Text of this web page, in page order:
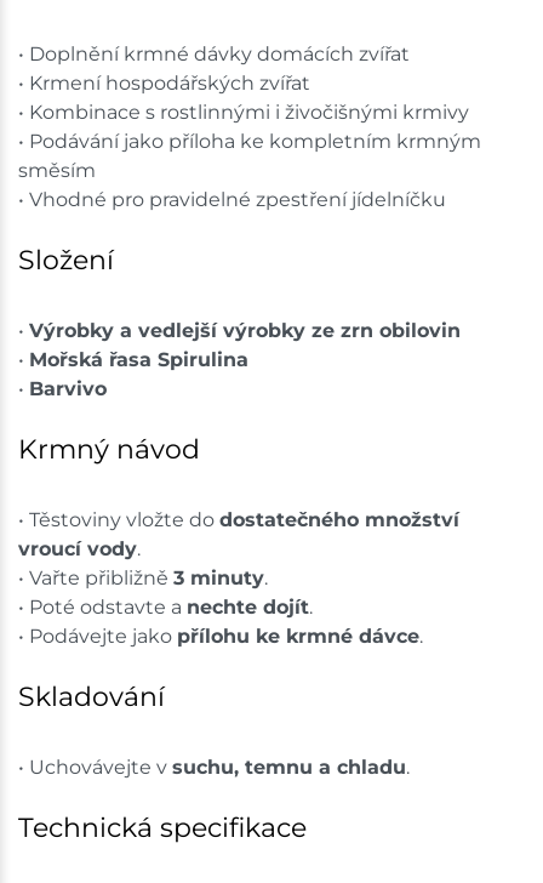
• Doplnění krmné dávky domácích zvířat
• Krmení hospodářských zvířat
• Kombinace s rostlinnými i živočišnými krmivy
• Podávání jako příloha ke kompletním krmným
směsím
• Vhodné pro pravidelné zpestření jídelníčku
Složení
• Výrobky a vedlejší výrobky ze zrn obilovin
• Mořská řasa Spirulina
• Barvivo
Krmný návod
• Těstoviny vložte do dostatečného množství
vroucí vody.
• Vařte přibližně 3 minuty.
• Poté odstavte a nechte dojít.
• Podávejte jako přílohu ke krmné dávce.
Skladování
• Uchovávejte v suchu, temnu a chladu.
Technická specifikace